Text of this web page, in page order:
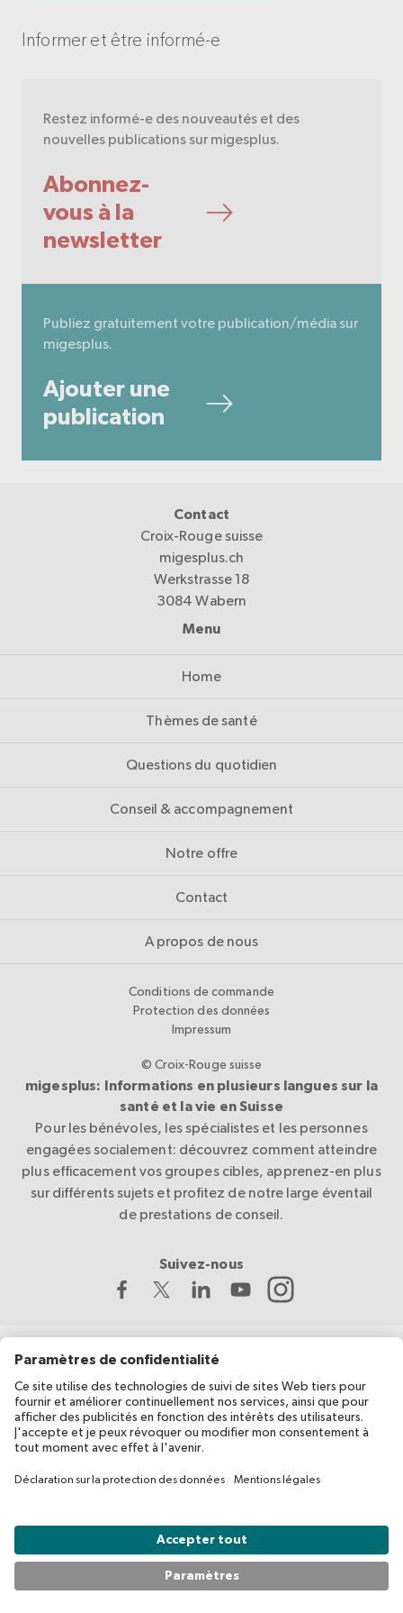
Informer et être informé-e
Restez informé-e des nouveautés et des
nouvelles publications sur migesplus.
Abonnez-
vous à la
newsletter
Publiez gratuitement votre publication/média sur
migesplus.
Ajouter une
publication
Contact
Croix-Rouge suisse
migesplus.ch
Werkstrasse 18
3084 Wabern
Menu
Home
Thèmes de santé
Questions du quotidien
Conseil & accompagnement
Notre offre
Contact
A propos de nous
Conditions de commande
Protection des données
Impressum
© Croix-Rouge suisse
migesplus: Informations en plusieurs langues sur la
santé et la vie en Suisse
Pour les bénévoles, les spécialistes et les personnes
engagées socialement: découvrez comment atteindre
plus efficacement vos groupes cibles, apprenez-en plus
sur différents sujets et profitez de notre large éventail
de prestations de conseil.
Suivez-nous
La Croix-Rouge suisse développe et coordonne migesplus,
avec le soutien financier de l’Office fédéral de la santé publique